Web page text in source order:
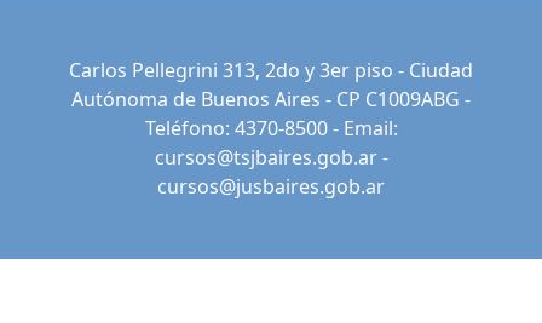
Carlos Pellegrini 313, 2do y 3er piso - Ciudad
Autónoma de Buenos Aires - CP C1009ABG -
Teléfono: 4370-8500 - Email:
cursos@tsjbaires.gob.ar-
cursos@jusbaires.gob.ar